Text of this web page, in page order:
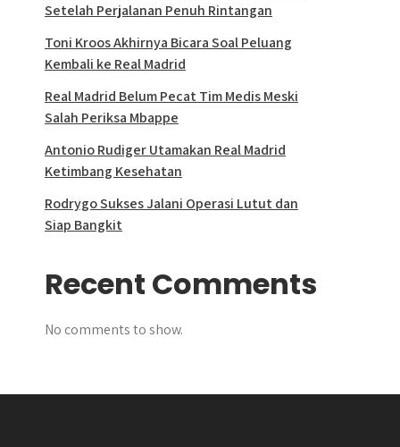
Setelah Perjalanan Penuh Rintangan
Toni Kroos Akhirnya Bicara Soal Peluang
Kembali ke Real Madrid
Real Madrid Belum Pecat Tim Medis Meski
Salah Periksa Mbappe
Antonio Rudiger Utamakan Real Madrid
Ketimbang Kesehatan
Rodrygo Sukses Jalani Operasi Lutut dan
Siap Bangkit
Recent Comments
No comments to show.